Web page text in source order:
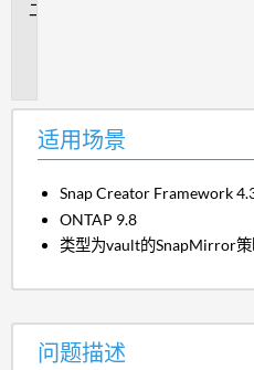
适用场景
Snap Creator Framework
ONTAP 9.8
类型为vault的SnapMirror
问题描述